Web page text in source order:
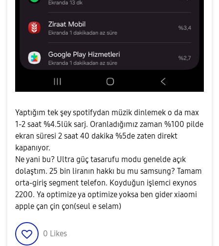
Yaptığım tek şey spotifydan müzik dinlemek o da max
1-2 saat %4.5lük sarj. Oranladığımız zaman %100 pilde
ekran süresi 2 saat 40 dakika %5de zaten direkt
kapanıyor.
Ne yani bu? Ultra güç tasarufu modu genelde açık
dolaştım. 25 bin liranın hakkı bu mu samsung? Tamam
orta-giriş segment telefon. Koyduğun işlemci exynos
2200. Ya optimize ya optimize yoksa ben gider xiaomi
apple çan çin çon(seul e selam)
0 Likes